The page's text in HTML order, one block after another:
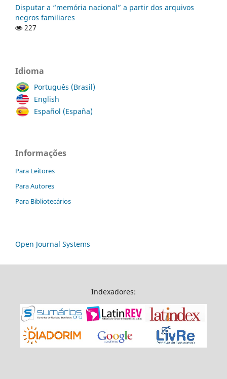
Disputar a “memória nacional” a partir dos arquivos
negros familiares
227
Idioma
Português (Brasil)
English
Español (España)
Informações
Para Leitores
Para Autores
Para Bibliotecários
Open Journal Systems
Indexadores: